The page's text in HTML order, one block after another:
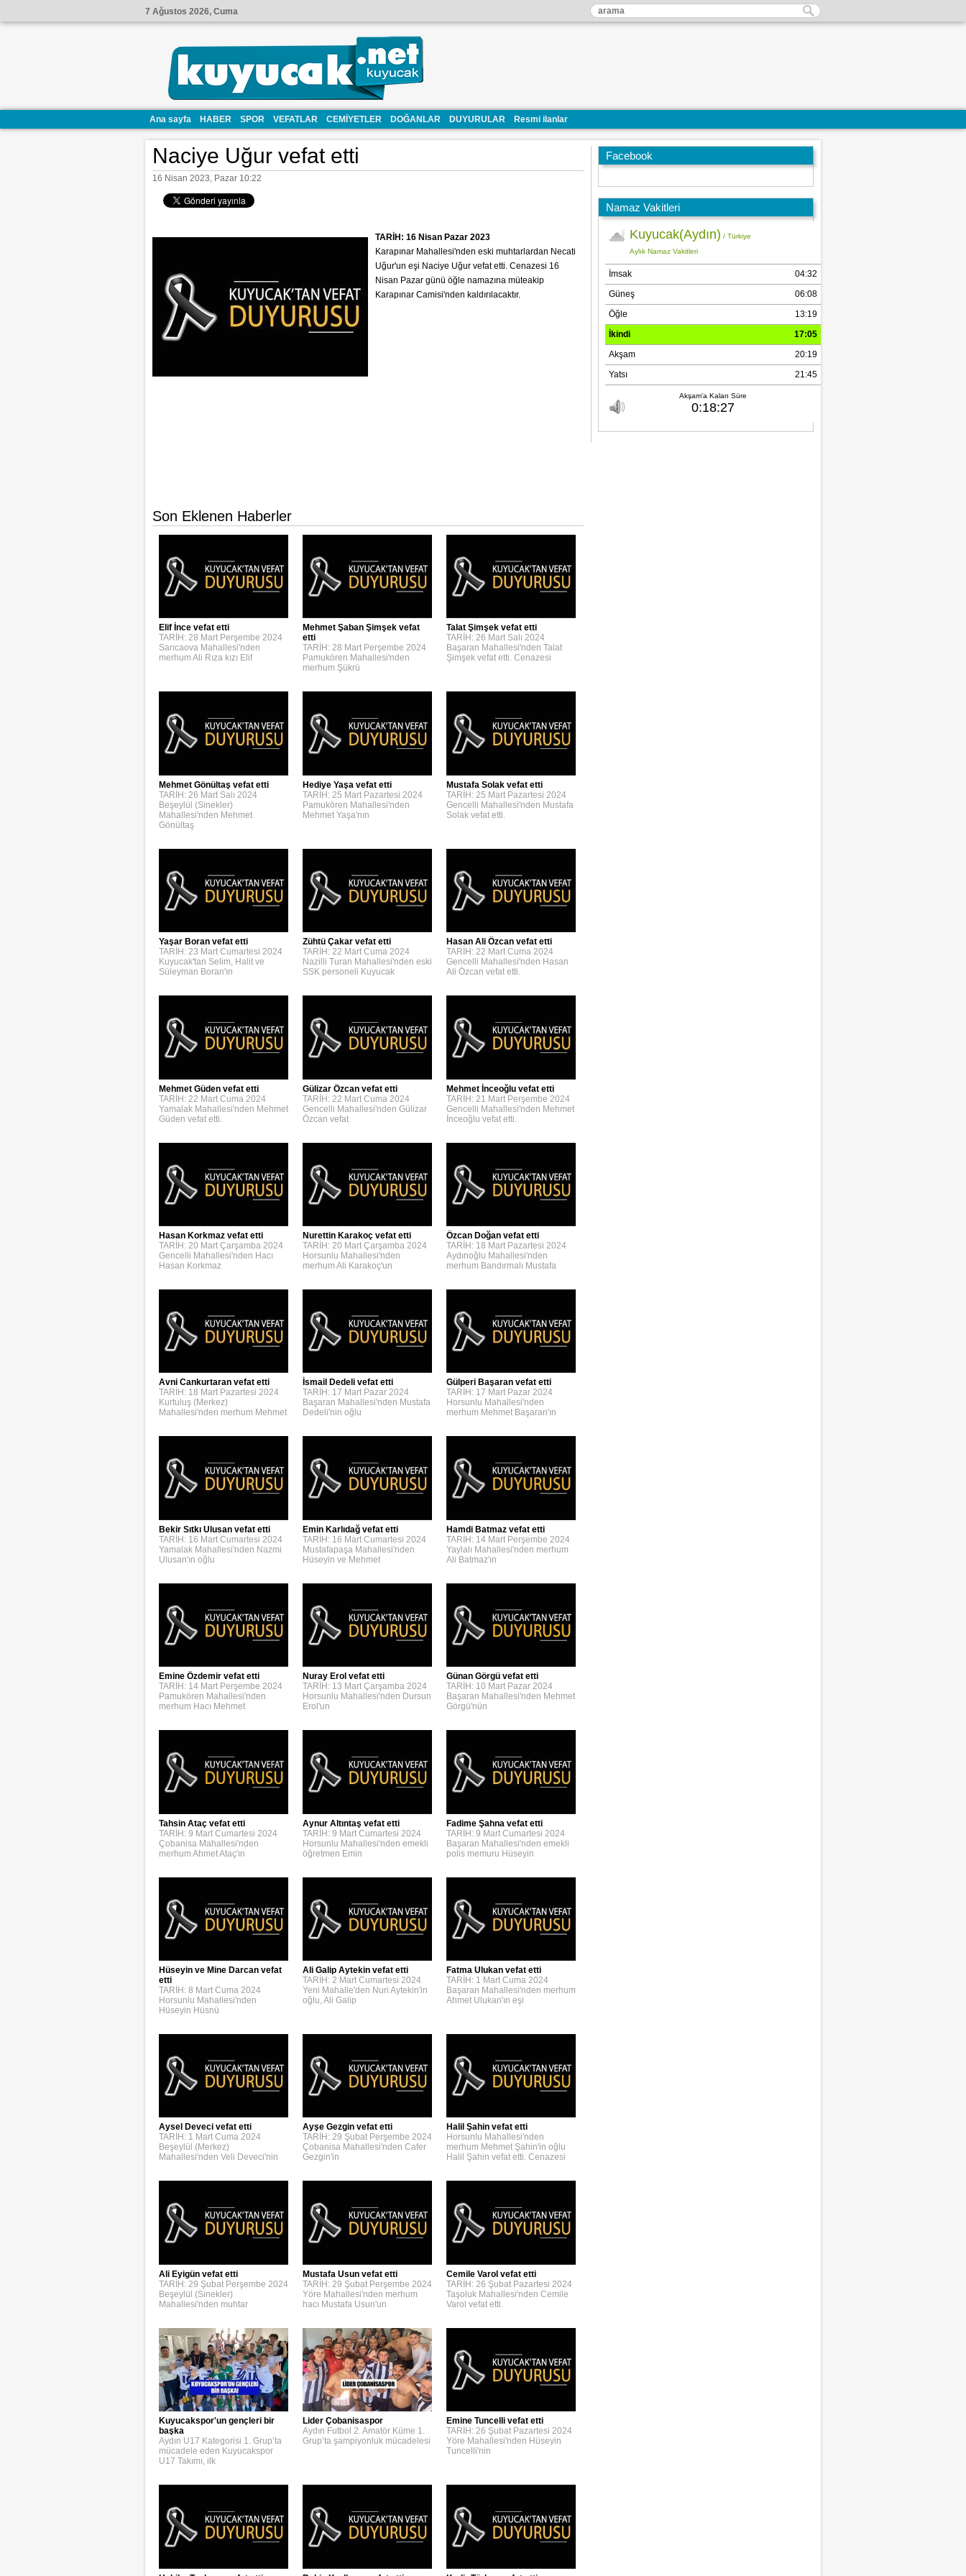
7 Ağustos 2026, Cuma
Ana sayfa HABER SPOR VEFATLAR CEMİYETLER DOĞANLAR DUYURULAR Resmi ilanlar
Facebook
Namaz Vakitleri
Naciye Uğur vefat etti
16 Nisan 2023, Pazar 10:22
TARİH: 16 Nisan Pazar 2023
Karapınar Mahallesi'nden eski muhtarlardan Necati
Uğur'un eşi Naciye Uğur vefat etti. Cenazesi 16
Nisan Pazar günü öğle namazına müteakip
Karapınar Camisi'nden kaldırılacaktır.
Son Eklenen Haberler
Elif İnce vefat etti
TARİH: 28 Mart Perşembe 2024
Sarıcaova Mahallesi'nden
merhum Ali Rıza kızı Elif
Mehmet Şaban Şimşek vefat
etti
TARİH: 28 Mart Perşembe 2024
Pamukören Mahallesi'nden
merhum Şükrü
Talat Şimşek vefat etti
TARİH: 26 Mart Salı 2024
Başaran Mahallesi'nden Talat
Şimşek vefat etti. Cenazesi
Mehmet Gönültaş vefat etti
TARİH: 26 Mart Salı 2024
Beşeylül (Sinekler)
Mahallesi'nden Mehmet
Gönültaş
Hediye Yaşa vefat etti
TARİH: 25 Mart Pazartesi 2024
Pamukören Mahallesi'nden
Mehmet Yaşa'nın
Mustafa Solak vefat etti
TARİH: 25 Mart Pazartesi 2024
Gencelli Mahallesi'nden Mustafa
Solak vefat etti.
Yaşar Boran vefat etti
TARİH: 23 Mart Cumartesi 2024
Kuyucak'tan Selim, Halit ve
Süleyman Boran'ın
Zühtü Çakar vefat etti
TARİH: 22 Mart Cuma 2024
Nazilli Turan Mahallesi'nden eski
SSK personeli Kuyucak
Hasan Ali Özcan vefat etti
TARİH: 22 Mart Cuma 2024
Gencelli Mahallesi'nden Hasan
Ali Özcan vefat etti.
Mehmet Güden vefat etti
TARİH: 22 Mart Cuma 2024
Yamalak Mahallesi'nden Mehmet
Güden vefat etti.
Gülizar Özcan vefat etti
TARİH: 22 Mart Cuma 2024
Gencelli Mahallesi'nden Gülizar
Özcan vefat
Mehmet İnceoğlu vefat etti
TARİH: 21 Mart Perşembe 2024
Gencelli Mahallesi'nden Mehmet
İnceoğlu vefat etti.
Hasan Korkmaz vefat etti
TARİH: 20 Mart Çarşamba 2024
Gencelli Mahallesi'nden Hacı
Hasan Korkmaz
Nurettin Karakoç vefat etti
TARİH: 20 Mart Çarşamba 2024
Horsunlu Mahallesi'nden
merhum Ali Karakoç'un
Özcan Doğan vefat etti
TARİH: 18 Mart Pazartesi 2024
Aydınoğlu Mahallesi'nden
merhum Bandırmalı Mustafa
Avni Cankurtaran vefat etti
TARİH: 18 Mart Pazartesi 2024
Kurtuluş (Merkez)
Mahallesi'nden merhum Mehmet
İsmail Dedeli vefat etti
TARİH: 17 Mart Pazar 2024
Başaran Mahallesi'nden Mustafa
Dedeli'nin oğlu
Gülperi Başaran vefat etti
TARİH: 17 Mart Pazar 2024
Horsunlu Mahallesi'nden
merhum Mehmet Başaran'ın
Bekir Sıtkı Ulusan vefat etti
TARİH: 16 Mart Cumartesi 2024
Yamalak Mahallesi'nden Nazmi
Ulusan'ın oğlu
Emin Karlıdağ vefat etti
TARİH: 16 Mart Cumartesi 2024
Mustafapaşa Mahallesi'nden
Hüseyin ve Mehmet
Hamdi Batmaz vefat etti
TARİH: 14 Mart Perşembe 2024
Yaylalı Mahallesi'nden merhum
Ali Batmaz'ın
Emine Özdemir vefat etti
TARİH: 14 Mart Perşembe 2024
Pamukören Mahallesi'nden
merhum Hacı Mehmet
Nuray Erol vefat etti
TARİH: 13 Mart Çarşamba 2024
Horsunlu Mahallesi'nden Dursun
Erol'un
Günan Görgü vefat etti
TARİH: 10 Mart Pazar 2024
Başaran Mahallesi'nden Mehmet
Görgü'nün
Tahsin Ataç vefat etti
TARİH: 9 Mart Cumartesi 2024
Çobanisa Mahallesi'nden
merhum Ahmet Ataç'ın
Aynur Altıntaş vefat etti
TARİH: 9 Mart Cumartesi 2024
Horsunlu Mahallesi'nden emekli
öğretmen Emin
Fadime Şahna vefat etti
TARİH: 9 Mart Cumartesi 2024
Başaran Mahallesi'nden emekli
polis memuru Hüseyin
Hüseyin ve Mine Darcan vefat
etti
TARİH: 8 Mart Cuma 2024
Horsunlu Mahallesi'nden
Hüseyin Hüsnü
Ali Galip Aytekin vefat etti
TARİH: 2 Mart Cumartesi 2024
Yeni Mahalle'den Nuri Aytekin'in
oğlu, Ali Galip
Fatma Ulukan vefat etti
TARİH: 1 Mart Cuma 2024
Başaran Mahallesi'nden merhum
Ahmet Ulukan'ın eşi
Aysel Deveci vefat etti
TARİH: 1 Mart Cuma 2024
Beşeylül (Merkez)
Mahallesi'nden Veli Deveci'nin
Ayşe Gezgin vefat etti
TARİH: 29 Şubat Perşembe 2024
Çobanisa Mahallesi'nden Cafer
Gezgin'in
Halil Şahin vefat etti
Horsunlu Mahallesi'nden
merhum Mehmet Şahin'in oğlu
Halil Şahin vefat etti. Cenazesi
Ali Eyigün vefat etti
TARİH: 29 Şubat Perşembe 2024
Beşeylül (Sinekler)
Mahallesi'nden muhtar
Mustafa Usun vefat etti
TARİH: 29 Şubat Perşembe 2024
Yöre Mahallesi'nden merhum
hacı Mustafa Usun'un
Cemile Varol vefat etti
TARİH: 26 Şubat Pazartesi 2024
Taşoluk Mahallesi'nden Cemile
Varol vefat etti.
Kuyucakspor'un gençleri bir
başka
Aydın U17 Kategorisi 1. Grup’ta
mücadele eden Kuyucakspor
U17 Takımı, ilk
Lider Çobanisaspor
Aydın Futbol 2. Amatör Küme 1.
Grup’ta şampiyonluk mücadelesi
Emine Tuncelli vefat etti
TARİH: 26 Şubat Pazartesi 2024
Yöre Mahallesi'nden Hüseyin
Tuncelli'nin